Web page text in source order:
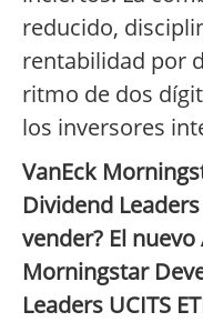
reducido,
rentabilidad por
ritmo de dos
los inversores
VanEck
Dividend
vender? El
Morningstar
Leaders UCITS